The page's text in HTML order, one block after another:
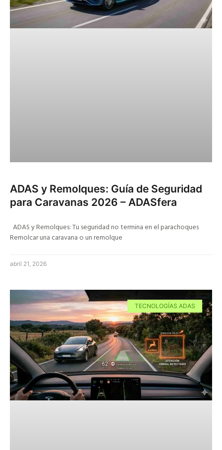
ADAS y Remolques: Guía de Seguridad
para Caravanas 2026 – ADASfera
ADAS y Remolques: Tu seguridad no termina en el parachoques
Remolcar una caravana o un remolque
abril 21, 2026
TECNOLOGÍAS ADAS